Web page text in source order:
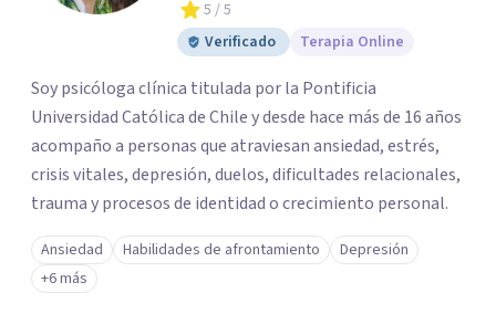
5 / 5
Verificado
Terapia Online
Soy psicóloga clínica titulada por la Pontificia
Universidad Católica de Chile y desde hace más de 16 años
acompaño a personas que atraviesan ansiedad, estrés,
crisis vitales, depresión, duelos, dificultades relacionales,
trauma y procesos de identidad o crecimiento personal.
Ansiedad Habilidades de afrontamiento
Depresión
+6 más